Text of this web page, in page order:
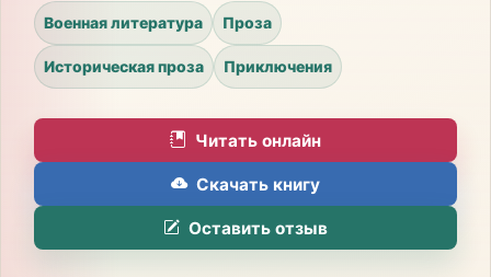
Военная литература Проза
Историческая проза Приключения
Читать онлайн
Скачать книгу
Оставить отзыв